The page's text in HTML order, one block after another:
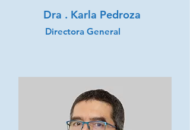
Dra . Karla Pedroza
Directora General